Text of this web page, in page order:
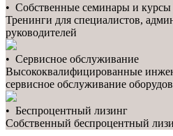
• Собственные семинары и курсы
Тренинги для специалистов,
руководителей
• Сервисное обслуживание
Высококвалифицированные
сервисное обслуживание
• Беспроцентный лизинг
Собственный беспроцентный